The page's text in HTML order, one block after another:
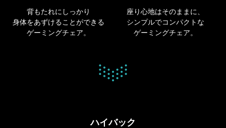
背もたれにしっかり
身体をあずけることができる
ゲーミングチェア。
座り心地はそのままに、
シンプルでコンパクトな
ゲーミングチェア。
ハイバック